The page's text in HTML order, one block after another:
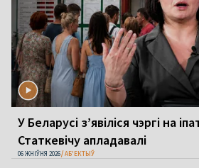
У Беларусі з’явіліся чэргі на
Статкевічу апладавалі
06 ЖНІЎНЯ 2026 АБ'ЕКТЫЎ